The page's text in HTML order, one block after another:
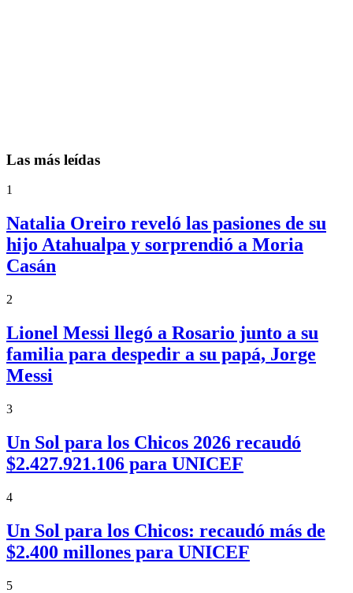
Las más leídas
1
Natalia Oreiro reveló las pasiones de su
hijo Atahualpa y sorprendió a Moria
Casán
2
Lionel Messi llegó a Rosario junto a su
familia para despedir a su papá, Jorge
Messi
3
Un Sol para los Chicos 2026 recaudó
$2.427.921.106 para UNICEF
4
Un Sol para los Chicos: recaudó más de
$2.400 millones para UNICEF
5